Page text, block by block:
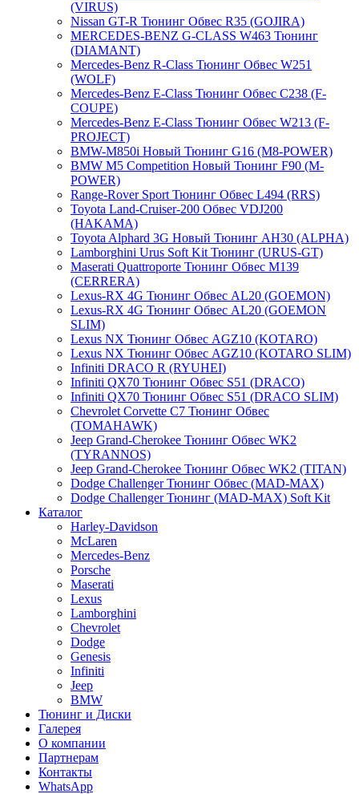
(VIRUS)
Nissan GT-R Тюнинг Обвес R35 (GOJIRA)
MERCEDES-BENZ G-CLASS W463 Тюнинг
(DIAMANT)
Mercedes-Benz R-Class Тюнинг Обвес W251
(WOLF)
Mercedes-Benz E-Class Тюнинг Обвес С238 (F-
COUPE)
Mercedes-Benz E-Class Тюнинг Обвес W213 (F-
PROJECT)
BMW-M850i Новый Тюнинг G16 (M8-POWER)
BMW M5 Competition Новый Тюнинг F90 (M-
POWER)
Range-Rover Sport Тюнинг Обвес L494 (RRS)
Toyota Land-Cruiser-200 Обвес VDJ200
(HAKAMA)
Toyota Alphard 3G Новый Тюнинг AH30 (ALPHA)
Lamborghini Urus Soft Kit Тюнинг (URUS-GT)
Maserati Quattroporte Тюнинг Обвес M139
(CERRERA)
Lexus-RX 4G Тюнинг Обвес AL20 (GOEMON)
Lexus-RX 4G Тюнинг Обвес AL20 (GOEMON
SLIM)
Lexus NX Тюнинг Обвес AGZ10 (KOTARO)
Lexus NX Тюнинг Обвес AGZ10 (KOTARO SLIM)
Infiniti DRACO R (RYUHEI)
Infiniti QX70 Тюнинг Обвес S51 (DRACO)
Infiniti QX70 Тюнинг Обвес S51 (DRACO SLIM)
Chevrolet Corvette C7 Тюнинг Обвес
(TOMAHAWK)
Jeep Grand-Cherokee Тюнинг Обвес WK2
(TYRANNOS)
Jeep Grand-Cherokee Тюнинг Обвес WK2 (TITAN)
Dodge Challenger Тюнинг Обвес (MAD-MAX)
Dodge Challenger Тюнинг (MAD-MAX) Soft Kit
Каталог
Harley-Davidson
McLaren
Mercedes-Benz
Porsche
Maserati
Lexus
Lamborghini
Chevrolet
Dodge
Genesis
Infiniti
Jeep
BMW
Тюнинг и Диски
Галерея
О компании
Партнерам
Контакты
WhatsApp